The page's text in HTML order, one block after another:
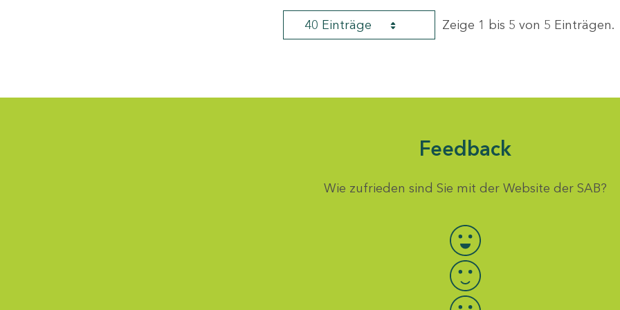
40 Einträge Zeige 1 bis 5 von 5 Einträgen.
Feedback
Wie zufrieden sind Sie mit der Website der SAB?
Bewertung auswählen